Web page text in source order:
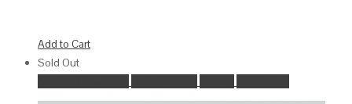
Add to Cart
Sold Out